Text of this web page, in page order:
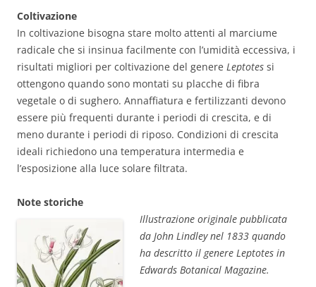
Coltivazione
In coltivazione bisogna stare molto attenti al marciume
radicale che si insinua facilmente con l’umidità eccessiva, i
risultati migliori per coltivazione del genere Leptotes si
ottengono quando sono montati su placche di fibra
vegetale o di sughero. Annaffiatura e fertilizzanti devono
essere più frequenti durante i periodi di crescita, e di
meno durante i periodi di riposo. Condizioni di crescita
ideali richiedono una temperatura intermedia e
l’esposizione alla luce solare filtrata.
Note storiche
Illustrazione originale pubblicata
da John Lindley nel 1833 quando
ha descritto il genere Leptotes in
Edwards Botanical Magazine.